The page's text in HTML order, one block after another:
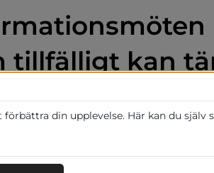
tillfälligt kan
hölls två
kommun som kan
din upplevelse. Här kan du själv